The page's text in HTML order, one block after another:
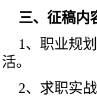
三、征稿内
1、职业规
活。
2、求职实